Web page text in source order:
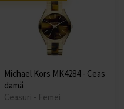
Michael Kors MK4284 - Ceas
damă
Ceasuri - Femei